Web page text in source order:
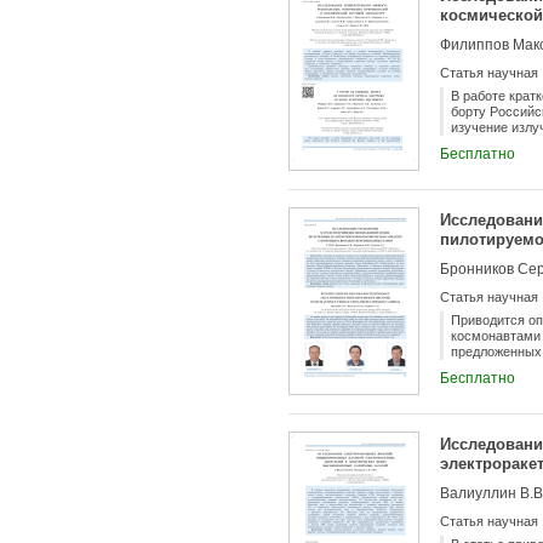
навигации
Статья научная
В работе
борту
изучение
вспышках.
условий на
Бесплатно
Бронников
Статья научная
Приводится
предложенных
«Оптолинк»
устройства
заданные
Бесплатно
батарей
Валиуллин
Статья научная